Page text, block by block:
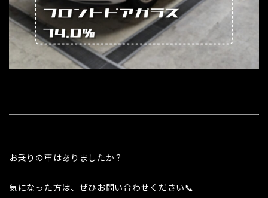
お乗りの車はありましたか？
気になった方は、ぜひお問い合わせください📞